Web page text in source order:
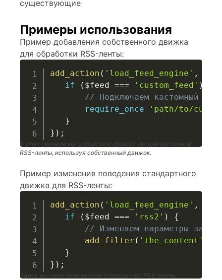
существующие
Примеры использования
Пример добавления собственного движка
для обработки RSS-ленты:
add_action ( 'load_feed_engine' ,
if
( $feed === 'custom_feed' )
// Подключаем кастомный
require_once
'path/to/
}
} ) ;
В этом примере мы добавляем обработчик для кастомной
RSS-ленты, используя собственный движок.
Пример изменения поведения стандартного
движка для RSS-ленты:
add_action ( 'load_feed_engine' ,
if
( $feed === 'rss2' )
{
// Изменяем параметры
add_filter ( 'the_content'
}
} ) ;
Здесь мы изменяем контент стандартной RSS-ленты,